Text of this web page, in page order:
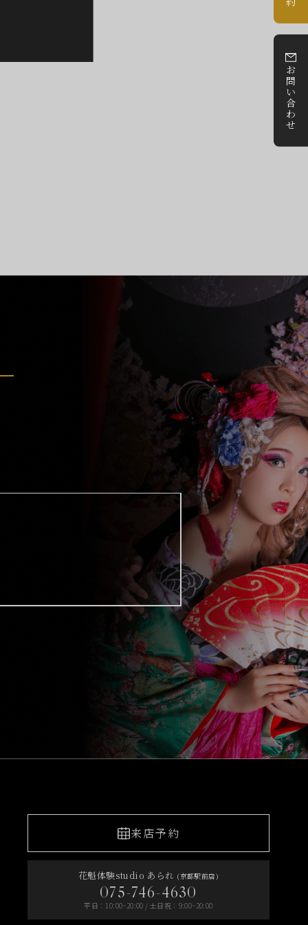
お
問
い
合
わ
せ
来店予約
花魁体験studio あられ (京都駅前店)
075-746-4630
平日：10:00~20:00 / 土日祝：9:00~20:00